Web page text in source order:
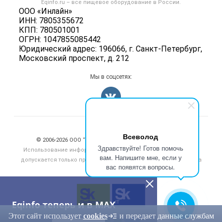
Всеволод
Здравствуйте! Готов помочь
вам. Напишите мне, если у
вас появятся вопросы.
Eqinfo теперь и в MAX
Eqinfo.ru – все пищевое оборудование в России.
ООО «Инлайн»
ИНН: 7805355672
КПП: 780501001
ОГРН: 1047855085442
Юридический адрес: 196066, г. Санкт-Петербург,
Московский проспект, д. 212
Политика обработки персональных данных
Б/у оборудование
Информация о компаниях
Добавить объявление
Карта объявлений
Мы в соцсетях:
© 2006‑2026 ООО “Инлайн”. 12+ Все права защищены.
Использование информации, размещенной на данном сайте,
допускается только при размещении активной гиперссылки на
eqinfo.ru
Этот сайт использует cookies
и передает данные службам